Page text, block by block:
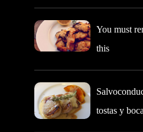
You must
this
tostas y